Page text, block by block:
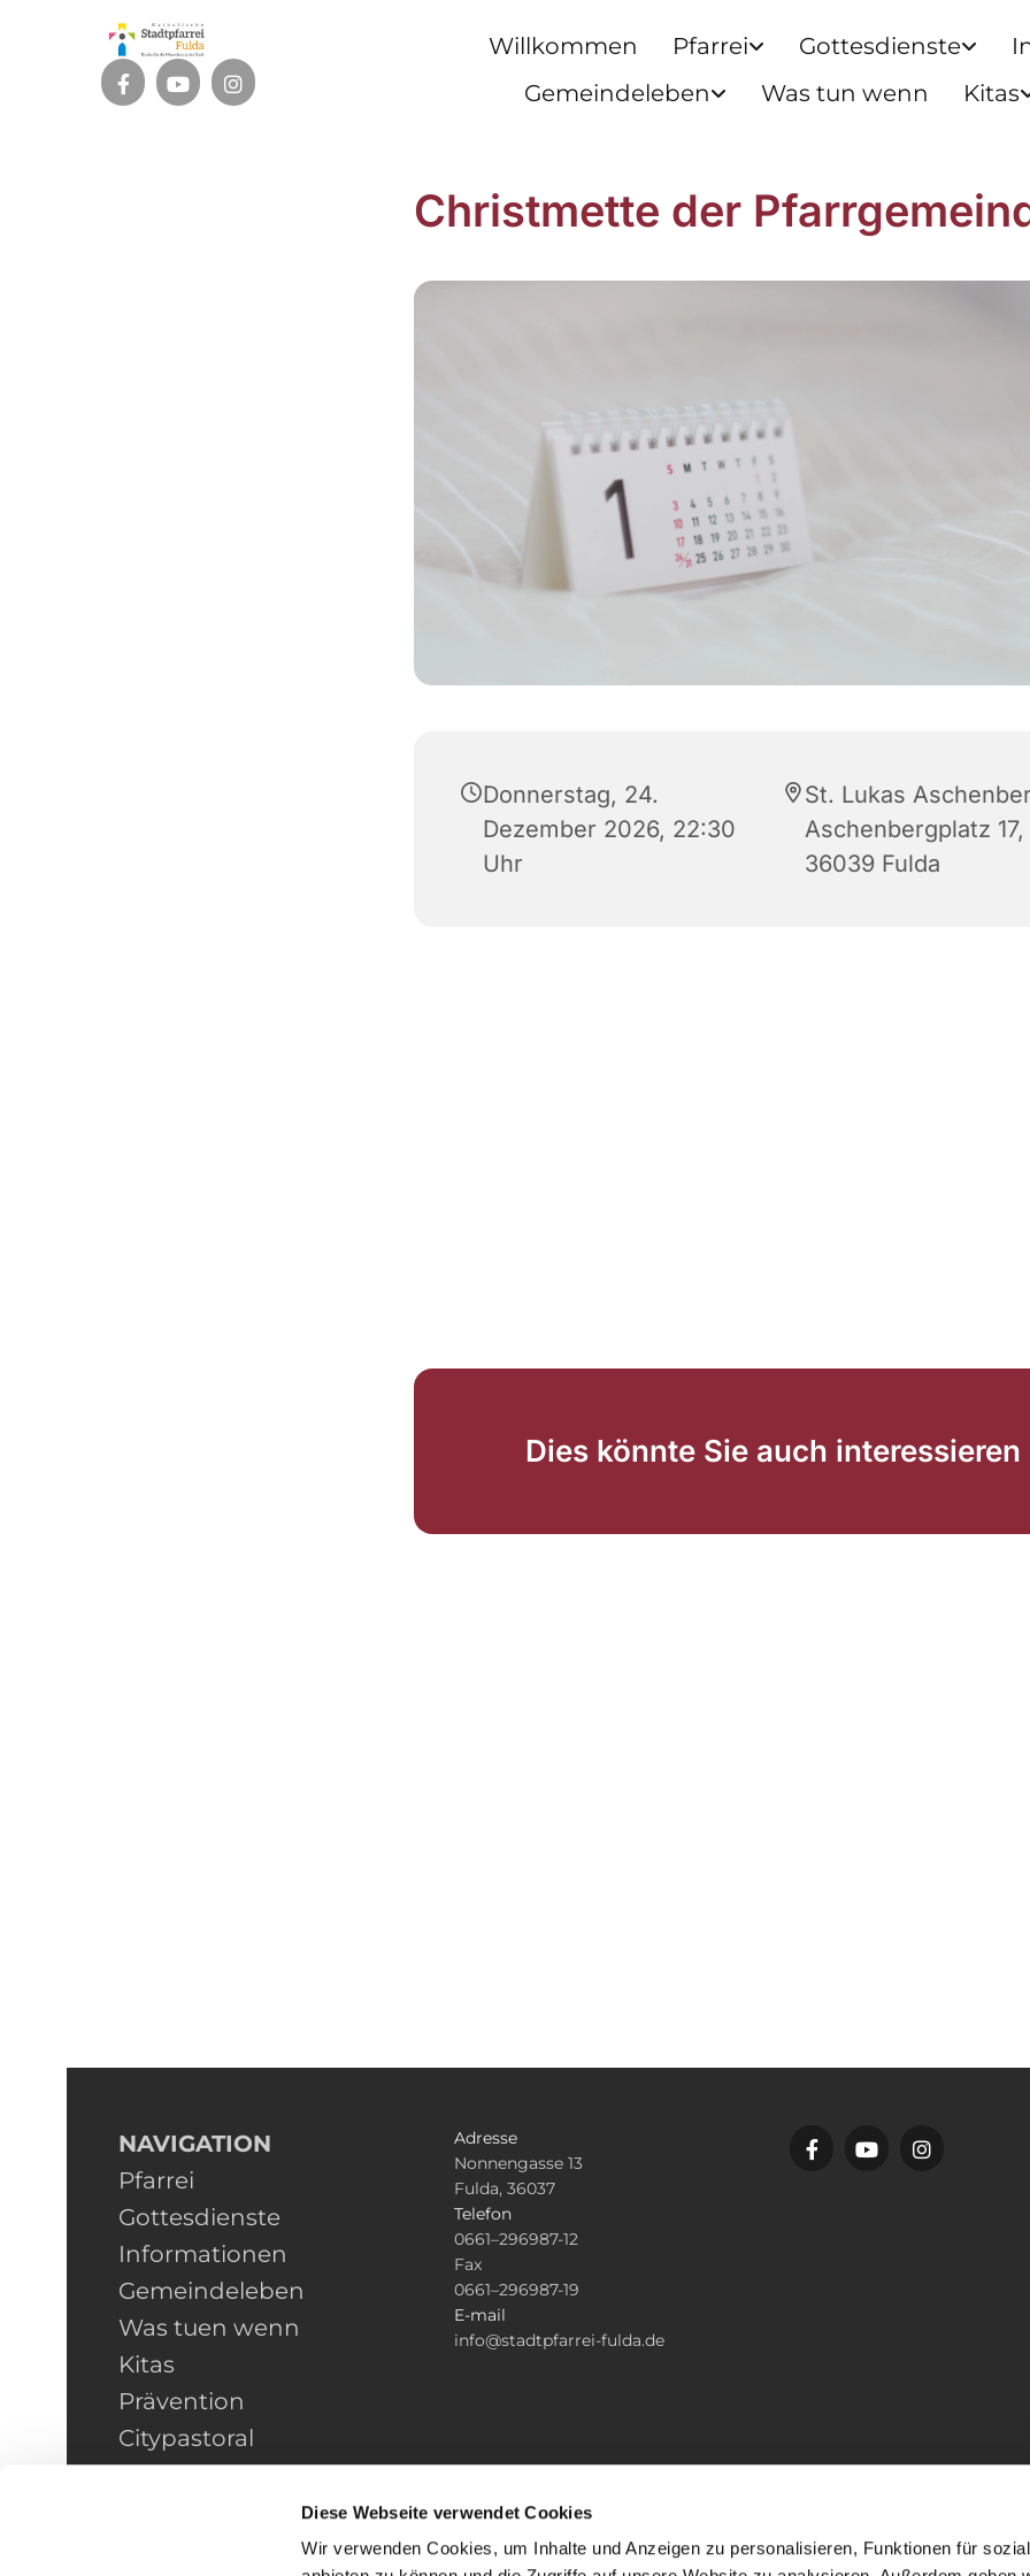
Diese Webseite verwendet Cookies
Wir verwenden Cookies, um Inhalte und Anzeigen zu personalisieren, Funktionen für
Willkommen Pfarrei Gottesdienste
Gemeindeleben
Was tun wenn Kitas
Christmette der
Donnerstag, 24.
Dezember 2026, 22:30
Uhr
St. Lukas
Aschenbergplatz 17,
36039 Fulda
Dies könnte Sie auch interessieren
NAVIGATION
Pfarrei
Gottesdienste
Informationen
Gemeindeleben
Was tuen wenn
Kitas
Prävention
Citypastoral
Kontakt
HINWEISGEBERSCHUTZ
Adresse
Nonnengasse 13
Fulda, 36037
Telefon
0661–296987-12
Fax
0661–296987-19
E-mail
info@stadtpfarrei-fulda.de